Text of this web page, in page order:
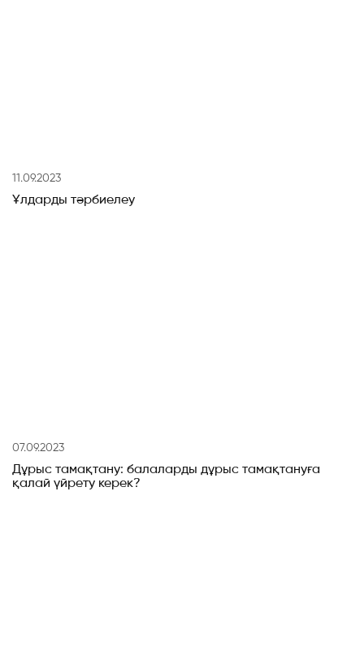
11.09.2023
Ұлдарды тәрбиелеу
07.09.2023
Дұрыс тамақтану: балаларды дұрыс тамақтануға
қалай үйрету керек?